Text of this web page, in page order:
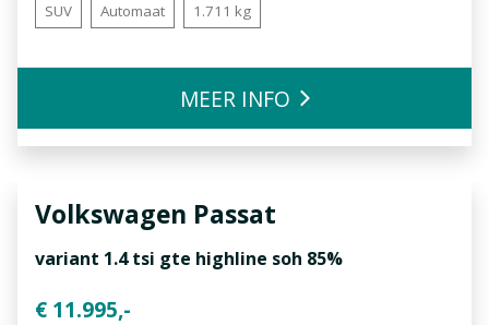
SUV Automaat 1.711 kg
MEER INFO
Volkswagen Passat
variant 1.4 tsi gte highline soh 85%
€ 11.995,-